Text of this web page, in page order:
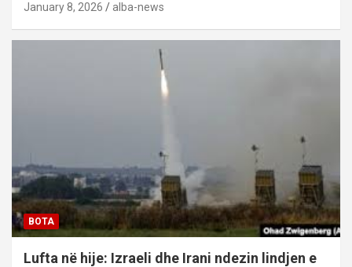
January 8, 2026 alba-news
BOTA
Lufta në hije: Izraeli dhe Irani ndezin lindjen e